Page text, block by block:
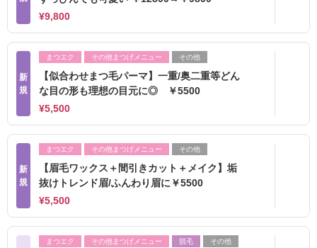
¥9,800
新
規
まつエク その他まつげメニュー その他
【似合わせまつ毛パーマ】一重/奥二重等どん
な目の形も理想の目元に◎ ￥5500
¥5,500
新
規
まつエク その他まつげメニュー その他
【眉毛ワックス＋間引きカット＋メイク】垢
抜けトレンド眉/ふんわり眉に￥5500
¥5,500
まつエク その他まつげメニュー 脱毛 その他